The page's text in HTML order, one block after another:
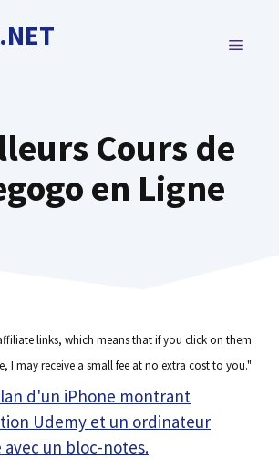
MENU
Cours de
en Ligne
links, which means that if you click on them
I may receive a small fee at no extra cost to you."